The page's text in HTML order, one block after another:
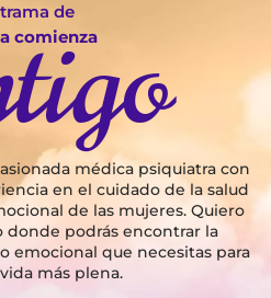
de
comienza
médica psiquiatra con
en el cuidado de la salud
de las mujeres. Quiero
donde podrás encontrar la
emocional que necesitas para
más plena.